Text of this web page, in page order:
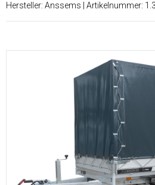
Hersteller: Anssems | Artikelnummer: